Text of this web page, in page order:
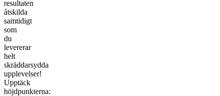
resultaten
åtskilda
samtidigt
som
du
levererar
helt
skräddarsydda
upplevelser!
Upptäck
höjdpunkterna: